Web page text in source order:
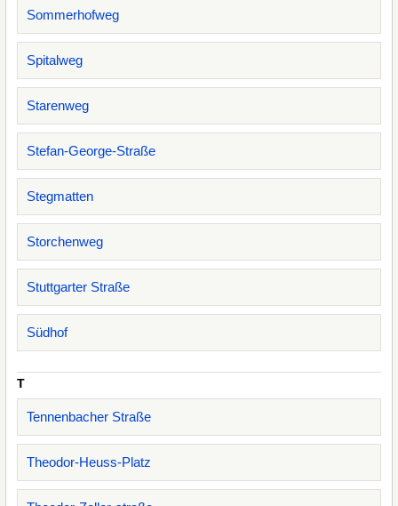
Sommerhofweg
Spitalweg
Starenweg
Stefan-George-Straße
Stegmatten
Storchenweg
Stuttgarter Straße
Südhof
T
Tennenbacher Straße
Theodor-Heuss-Platz